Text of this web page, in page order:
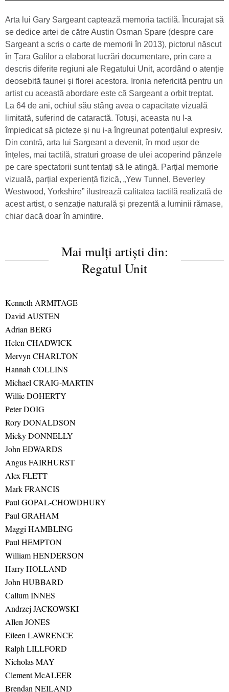
Arta lui Gary Sargeant captează memoria tactilă. Încurajat să
se dedice artei de către Austin Osman Spare (despre care
Sargeant a scris o carte de memorii în 2013), pictorul născut
în Țara Galilor a elaborat lucrări documentare, prin care a
descris diferite regiuni ale Regatului Unit, acordând o atenție
deosebită faunei și florei acestora. Ironia nefericită pentru un
artist cu această abordare este că Sargeant a orbit treptat.
La 64 de ani, ochiul său stâng avea o capacitate vizuală
limitată, suferind de cataractă. Totuși, aceasta nu l-a
împiedicat să picteze și nu i-a îngreunat potențialul expresiv.
Din contră, arta lui Sargeant a devenit, în mod ușor de
înțeles, mai tactilă, straturi groase de ulei acoperind pânzele
pe care spectatorii sunt tentați să le atingă. Parțial memorie
vizuală, parțial experiență fizică, „Yew Tunnel, Beverley
Westwood, Yorkshire” ilustrează calitatea tactilă realizată de
acest artist, o senzație naturală și prezentă a luminii rămase,
chiar dacă doar în amintire.
Mai mulți artiști din:
Regatul Unit
Kenneth ARMITAGE
David AUSTEN
Adrian BERG
Helen CHADWICK
Mervyn CHARLTON
Hannah COLLINS
Michael CRAIG-MARTIN
Willie DOHERTY
Peter DOIG
Rory DONALDSON
Micky DONNELLY
John EDWARDS
Angus FAIRHURST
Alex FLETT
Mark FRANCIS
Paul GOPAL-CHOWDHURY
Paul GRAHAM
Maggi HAMBLING
Paul HEMPTON
William HENDERSON
Harry HOLLAND
John HUBBARD
Callum INNES
Andrzej JACKOWSKI
Allen JONES
Eileen LAWRENCE
Ralph LILLFORD
Nicholas MAY
Clement McALEER
Brendan NEILAND